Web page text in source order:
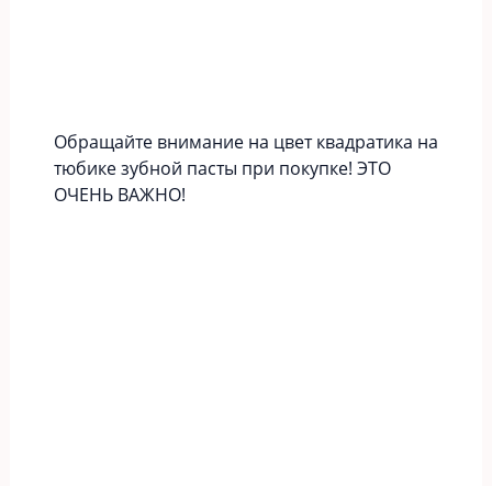
Обращайте внимание на цвет квадратика на
тюбике зубной пасты при покупке! ЭТО
ОЧЕНЬ ВАЖНО!